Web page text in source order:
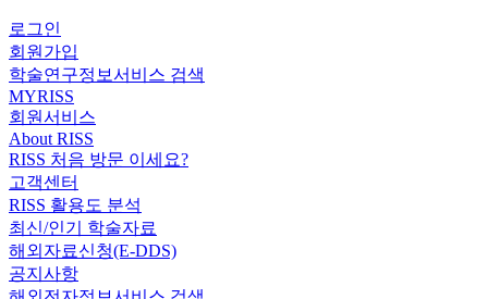
로그인
회원가입
학술연구정보서비스 검색
MYRISS
회원서비스
About RISS
RISS 처음 방문 이세요?
고객센터
RISS 활용도 분석
최신/인기 학술자료
해외자료신청(E-DDS)
공지사항